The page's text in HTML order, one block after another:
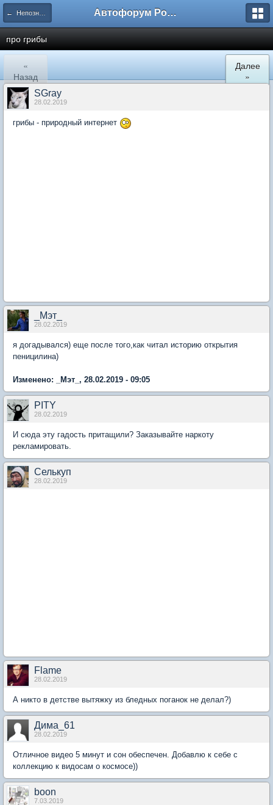
← Непознанное Автофорум Ростова-на-Дону
про грибы
«
Назад
Далее
»
SGray
28.02.2019
грибы - природный интернет
_Мэт_
28.02.2019
я догадывался) еще после того,как читал историю открытия
пеницилина)
Изменено: _Мэт_, 28.02.2019 - 09:05
PITY
28.02.2019
И сюда эту гадость притащили? Заказывайте наркоту
рекламировать.
Селькуп
28.02.2019
Flame
28.02.2019
А никто в детстве вытяжку из бледных поганок не делал?)
Дима_61
28.02.2019
Отличное видео 5 минут и сон обеспечен. Добавлю к себе с
коллекцию к видосам о космосе))
boon
7.03.2019